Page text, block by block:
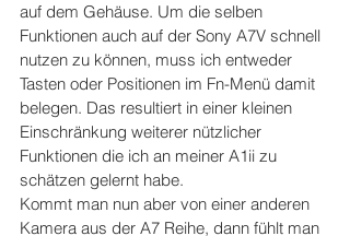
auf dem Gehäuse. Um die selben
Funktionen auch auf der Sony A7V schnell
nutzen zu können, muss ich entweder
Tasten oder Positionen im Fn-Menü damit
belegen. Das resultiert in einer kleinen
Einschränkung weiterer nützlicher
Funktionen die ich an meiner A1ii zu
schätzen gelernt habe.
Kommt man nun aber von einer anderen
Kamera aus der A7 Reihe, dann fühlt man